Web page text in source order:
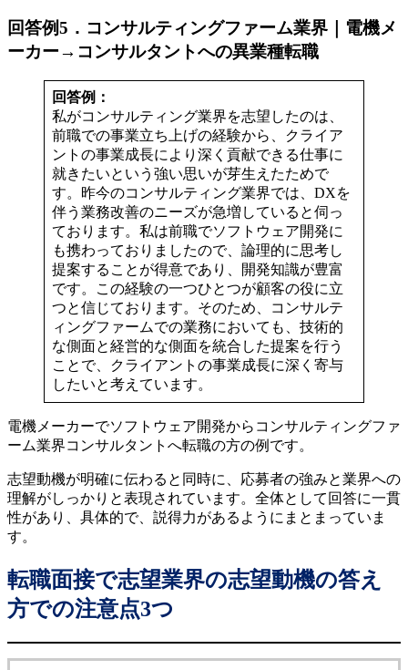
回答例5．コンサルティングファーム業界｜電機メ
ーカー→コンサルタントへの異業種転職
回答例：
私がコンサルティング業界を志望したのは、
前職での事業立ち上げの経験から、クライア
ントの事業成長により深く貢献できる仕事に
就きたいという強い思いが芽生えたためで
す。昨今のコンサルティング業界では、DXを
伴う業務改善のニーズが急増していると伺っ
ております。私は前職でソフトウェア開発に
も携わっておりましたので、論理的に思考し
提案することが得意であり、開発知識が豊富
です。この経験の一つひとつが顧客の役に立
つと信じております。そのため、コンサルテ
ィングファームでの業務においても、技術的
な側面と経営的な側面を統合した提案を行う
ことで、クライアントの事業成長に深く寄与
したいと考えています。
電機メーカーでソフトウェア開発からコンサルティングファ
ーム業界コンサルタントへ転職の方の例です。
志望動機が明確に伝わると同時に、応募者の強みと業界への
理解がしっかりと表現されています。全体として回答に一貫
性があり、具体的で、説得力があるようにまとまっていま
す。
転職面接で志望業界の志望動機の答え
方での注意点3つ